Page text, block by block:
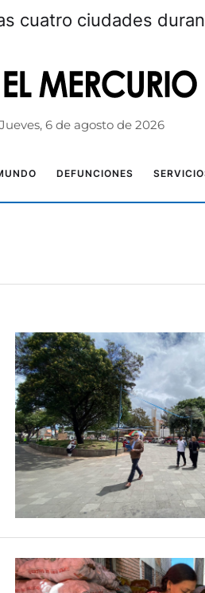
cuatro ciudades
Jueves, 6 de agosto de 2026
DEFUNCIONES